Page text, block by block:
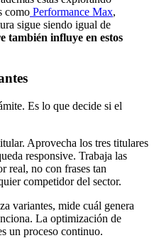
como Performance Max,
sigue siendo igual de
también influye en estos
Es lo que decide si el
Aprovecha los tres titulares
responsive. Trabaja las
real, no con frases tan
competidor del sector.
variantes, mide cuál genera
La optimización de
un proceso continuo.